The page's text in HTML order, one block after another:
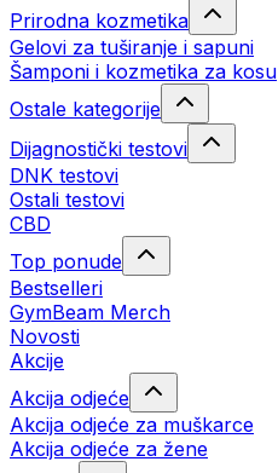
Prirodna kozmetika
Gelovi za tuširanje i sapuni
Šamponi i kozmetika za kosu
Ostale kategorije
Dijagnostički testovi
DNK testovi
Ostali testovi
CBD
Top ponude
Bestselleri
GymBeam Merch
Novosti
Akcije
Akcija odjeće
Akcija odjeće za muškarce
Akcija odjeće za žene